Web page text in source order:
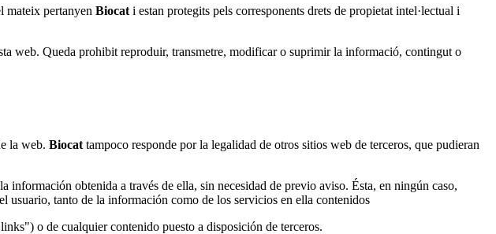
mateix pertanyen Biocat i estan protegits pels corresponents drets de propietat intel·lectual i
web. Queda prohibit reproduir, transmetre, modificar o suprimir la informació, contingut o
la web. Biocat tampoco responde por la legalidad de otros sitios web de terceros, que pudieran
obtenida a través de ella, sin necesidad de previo aviso. Ésta, en ningún caso,
usuario, tanto de la información como de los servicios en ella contenidos
o de cualquier contenido puesto a disposición de terceros.